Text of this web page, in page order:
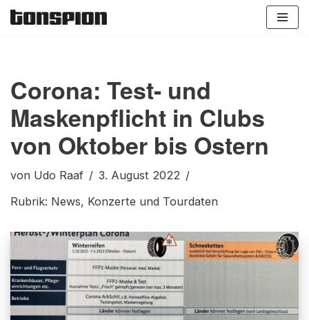
Corona: Test- und
Maskenpflicht in Clubs
von Oktober bis Ostern
von Udo Raaf
3. August 2022
Rubrik: News, Konzerte und Tourdaten